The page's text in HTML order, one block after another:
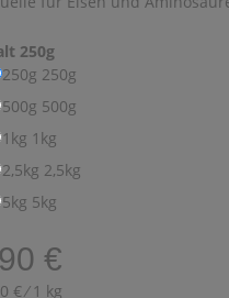
250g
250g 250g
500g 500g
1kg 1kg
2,5kg 2,5kg
5kg 5kg
€
€ ⁄ 1 kg